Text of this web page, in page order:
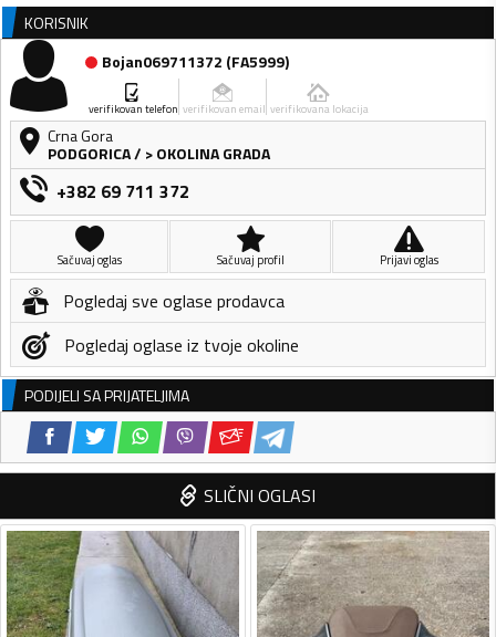
KORISNIK
Bojan069711372 (FA5999)
verifikovan telefon verifikovan email verifikovana lokacija
Crna Gora
PODGORICA/ > OKOLINA GRADA
+382 69 711 372
Sačuvaj oglas Sačuvaj profil Prijavi oglas
Pogledaj sve oglase prodavca
Pogledaj oglase iz tvoje okoline
PODIJELI SA PRIJATELJIMA
SLIČNI OGLASI